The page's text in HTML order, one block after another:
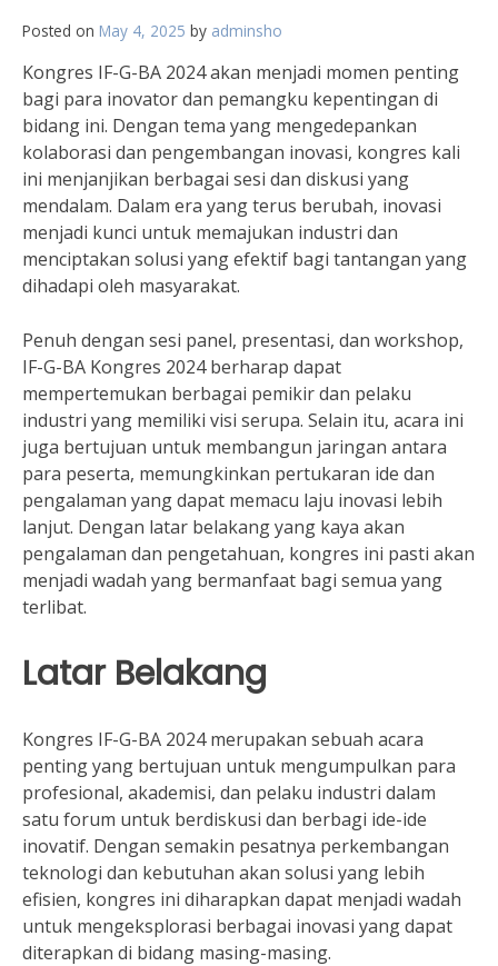
Posted on May 4, 2025 by adminsho
Kongres IF-G-BA 2024 akan menjadi momen penting
bagi para inovator dan pemangku kepentingan di
bidang ini. Dengan tema yang mengedepankan
kolaborasi dan pengembangan inovasi, kongres kali
ini menjanjikan berbagai sesi dan diskusi yang
mendalam. Dalam era yang terus berubah, inovasi
menjadi kunci untuk memajukan industri dan
menciptakan solusi yang efektif bagi tantangan yang
dihadapi oleh masyarakat.
Penuh dengan sesi panel, presentasi, dan workshop,
IF-G-BA Kongres 2024 berharap dapat
mempertemukan berbagai pemikir dan pelaku
industri yang memiliki visi serupa. Selain itu, acara ini
juga bertujuan untuk membangun jaringan antara
para peserta, memungkinkan pertukaran ide dan
pengalaman yang dapat memacu laju inovasi lebih
lanjut. Dengan latar belakang yang kaya akan
pengalaman dan pengetahuan, kongres ini pasti akan
menjadi wadah yang bermanfaat bagi semua yang
terlibat.
Latar Belakang
Kongres IF-G-BA 2024 merupakan sebuah acara
penting yang bertujuan untuk mengumpulkan para
profesional, akademisi, dan pelaku industri dalam
satu forum untuk berdiskusi dan berbagi ide-ide
inovatif. Dengan semakin pesatnya perkembangan
teknologi dan kebutuhan akan solusi yang lebih
efisien, kongres ini diharapkan dapat menjadi wadah
untuk mengeksplorasi berbagai inovasi yang dapat
diterapkan di bidang masing-masing.